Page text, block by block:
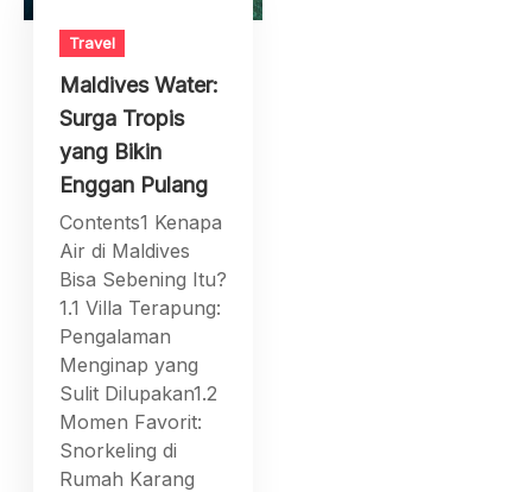
Travel
Maldives Water:
Surga Tropis
yang Bikin
Enggan Pulang
Contents1 Kenapa
Air di Maldives
Bisa Sebening Itu?
1.1 Villa Terapung:
Pengalaman
Menginap yang
Sulit Dilupakan1.2
Momen Favorit:
Snorkeling di
Rumah Karang